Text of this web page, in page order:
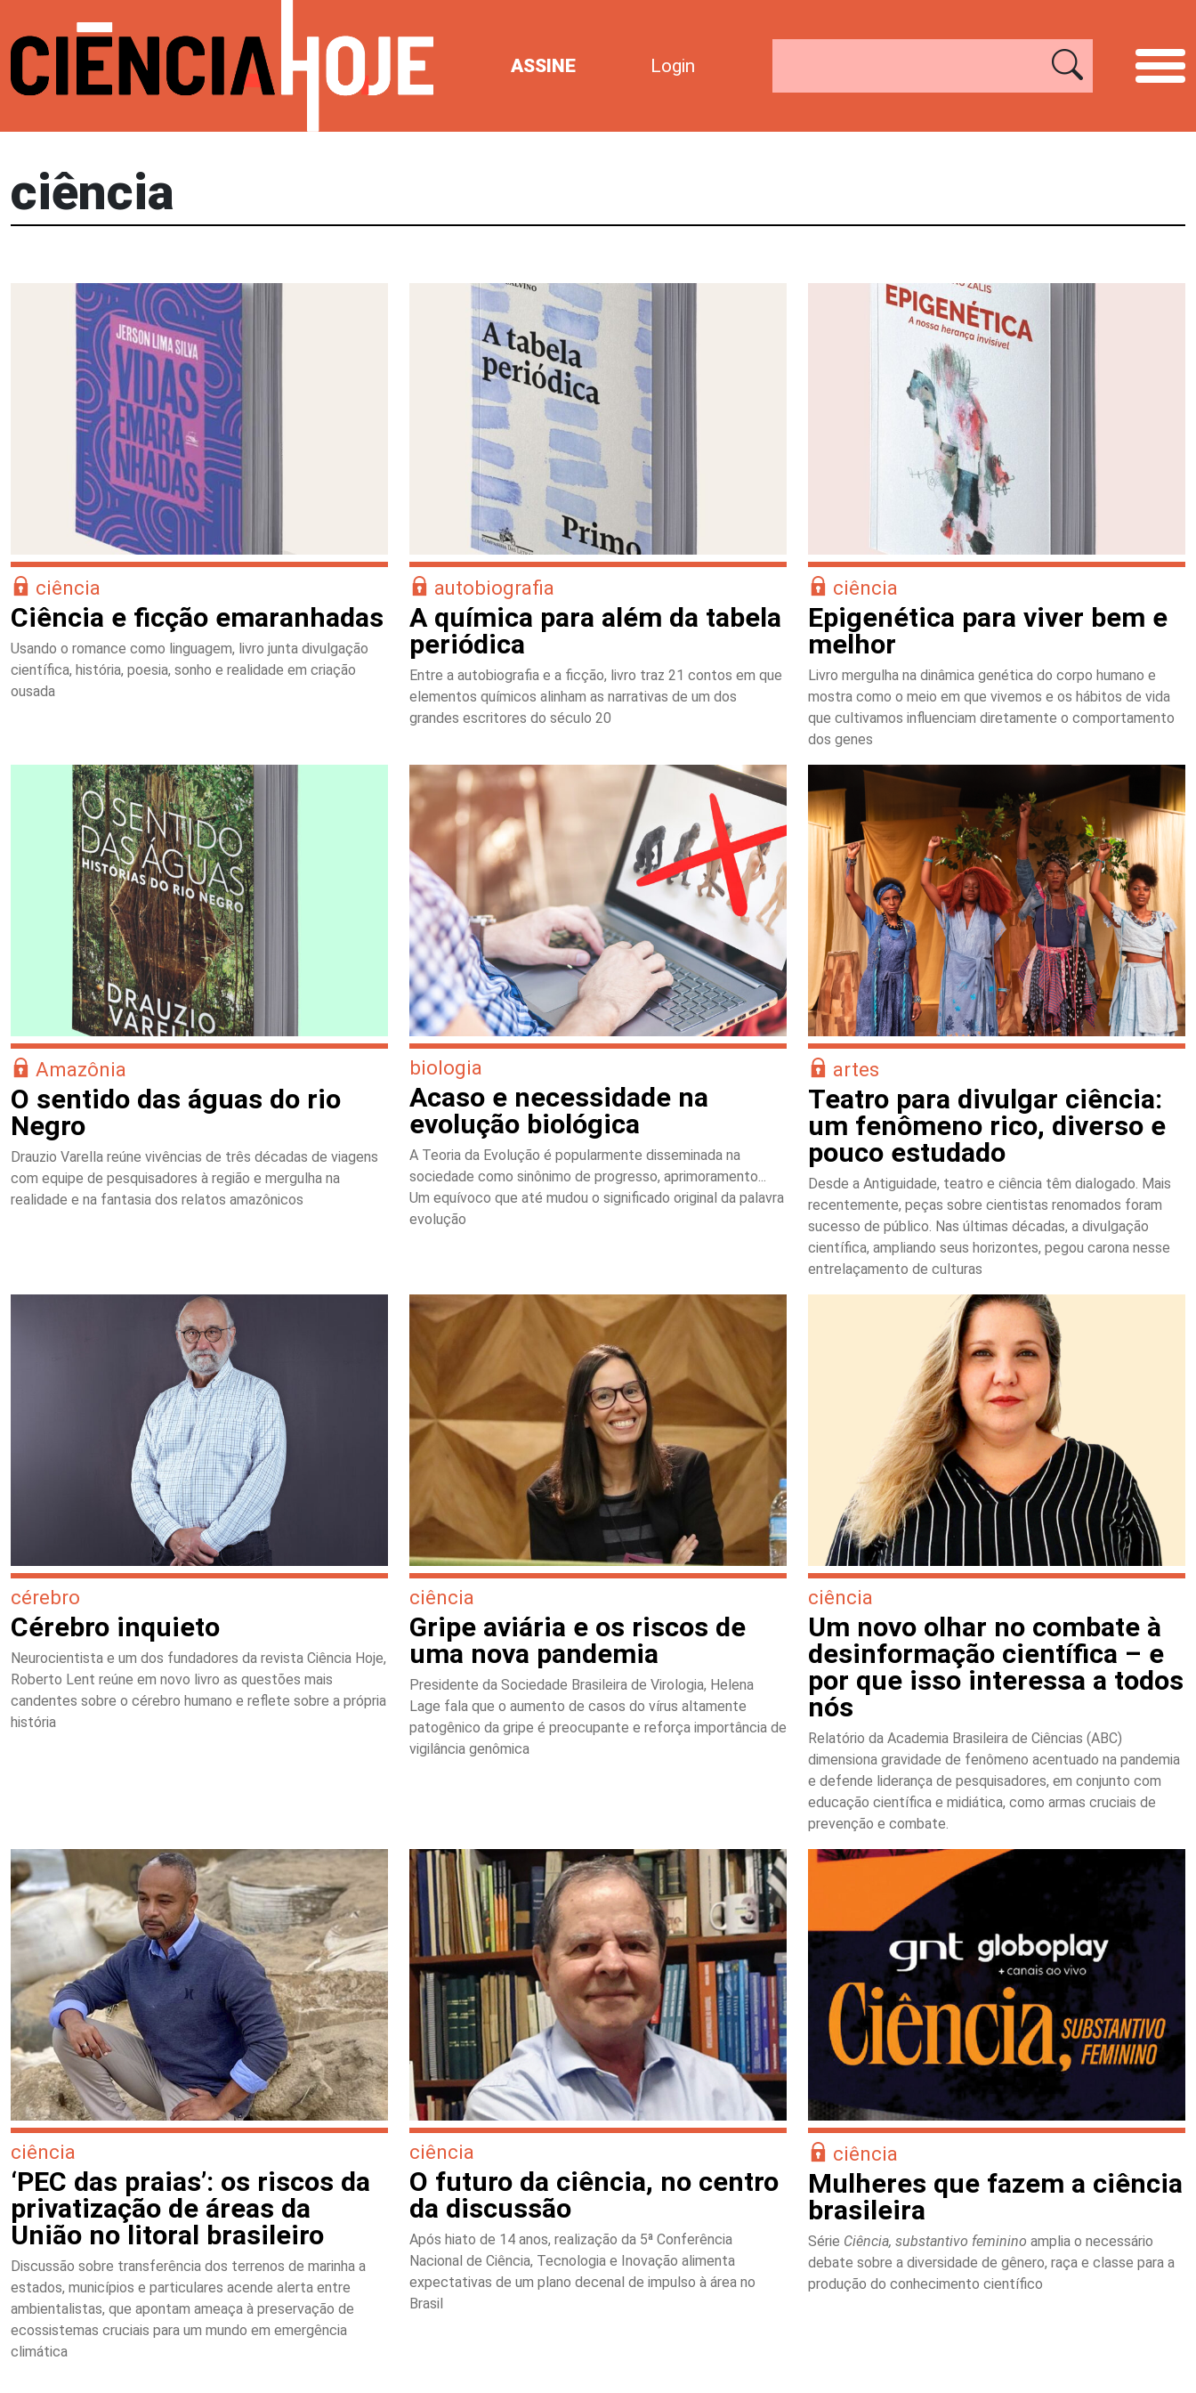
ASSINE Login
ciência
ciência
Ciência e ficção emaranhadas
Usando o romance como linguagem, livro junta divulgação
científica, história, poesia, sonho e realidade em criação
ousada
autobiografia
A química para além da tabela
periódica
Entre a autobiografia e a ficção, livro traz 21 contos em que
elementos químicos alinham as narrativas de um dos
grandes escritores do século 20
ciência
Epigenética para viver bem e
melhor
Livro mergulha na dinâmica genética do corpo humano e
mostra como o meio em que vivemos e os hábitos de vida
que cultivamos influenciam diretamente o comportamento
dos genes
Amazônia
O sentido das águas do rio
Negro
Drauzio Varella reúne vivências de três décadas de viagens
com equipe de pesquisadores à região e mergulha na
realidade e na fantasia dos relatos amazônicos
biologia
Acaso e necessidade na
evolução biológica
A Teoria da Evolução é popularmente disseminada na
sociedade como sinônimo de progresso, aprimoramento...
Um equívoco que até mudou o significado original da palavra
evolução
artes
Teatro para divulgar ciência:
um fenômeno rico, diverso e
pouco estudado
Desde a Antiguidade, teatro e ciência têm dialogado. Mais
recentemente, peças sobre cientistas renomados foram
sucesso de público. Nas últimas décadas, a divulgação
científica, ampliando seus horizontes, pegou carona nesse
entrelaçamento de culturas
cérebro
Cérebro inquieto
Neurocientista e um dos fundadores da revista Ciência Hoje,
Roberto Lent reúne em novo livro as questões mais
candentes sobre o cérebro humano e reflete sobre a própria
história
ciência
Gripe aviária e os riscos de
uma nova pandemia
Presidente da Sociedade Brasileira de Virologia, Helena
Lage fala que o aumento de casos do vírus altamente
patogênico da gripe é preocupante e reforça importância de
vigilância genômica
ciência
Um novo olhar no combate à
desinformação científica – e
por que isso interessa a todos
nós
Relatório da Academia Brasileira de Ciências (ABC)
dimensiona gravidade de fenômeno acentuado na pandemia
e defende liderança de pesquisadores, em conjunto com
educação científica e midiática, como armas cruciais de
prevenção e combate.
ciência
‘PEC das praias’: os riscos da
privatização de áreas da
União no litoral brasileiro
Discussão sobre transferência dos terrenos de marinha a
estados, municípios e particulares acende alerta entre
ambientalistas, que apontam ameaça à preservação de
ecossistemas cruciais para um mundo em emergência
climática
ciência
O futuro da ciência, no centro
da discussão
Após hiato de 14 anos, realização da 5ª Conferência
Nacional de Ciência, Tecnologia e Inovação alimenta
expectativas de um plano decenal de impulso à área no
Brasil
ciência
Mulheres que fazem a ciência
brasileira
Série Ciência, substantivo feminino amplia o necessário
debate sobre a diversidade de gênero, raça e classe para a
produção do conhecimento científico